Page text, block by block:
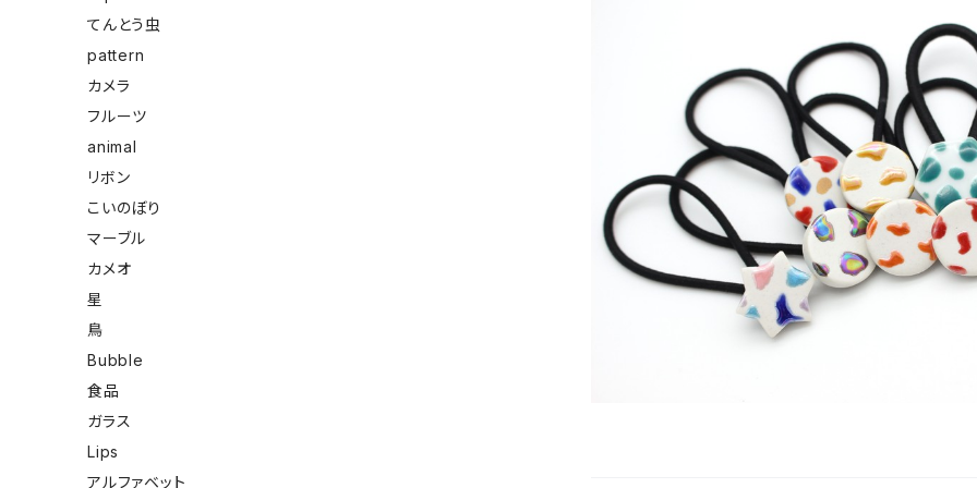
てんとう虫
pattern
カメラ
フルーツ
animal
リボン
こいのぼり
マーブル
カメオ
星
鳥
Bubble
食品
ガラス
Lips
アルファベット